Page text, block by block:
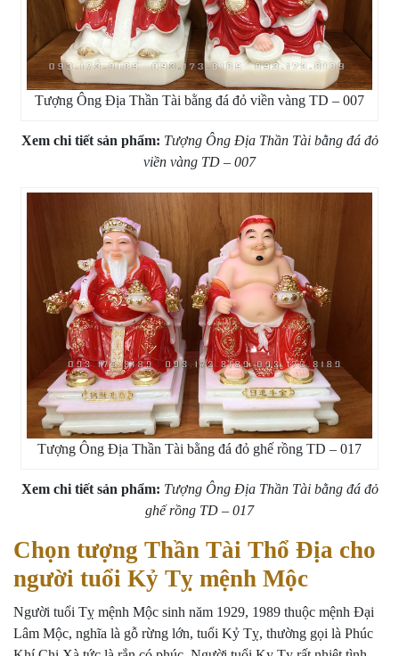
Tượng Ông Địa Thần Tài bằng đá đỏ viền vàng TD – 007
Xem chi tiết sản phẩm: Tượng Ông Địa Thần Tài bằng đá đỏ
viền vàng TD – 007
Tượng Ông Địa Thần Tài bằng đá đỏ ghế rồng TD – 017
Xem chi tiết sản phẩm: Tượng Ông Địa Thần Tài bằng đá đỏ
ghế rồng TD – 017
Chọn tượng Thần Tài Thổ Địa cho
người tuổi Kỷ Tỵ mệnh Mộc
Người tuổi Tỵ mệnh Mộc sinh năm 1929, 1989 thuộc mệnh Đại
Lâm Mộc, nghĩa là gỗ rừng lớn, tuổi Kỷ Tỵ, thường gọi là Phúc